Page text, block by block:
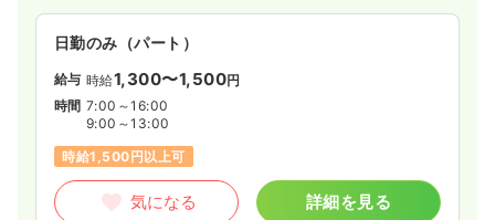
日勤のみ（パート）
給与 時給1,300〜1,500円
時間 7:00～16:00
9:00～13:00
時給1,500円以上可
気になる 詳細を見る